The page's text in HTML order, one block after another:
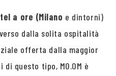
a ore (Milano e dintorni)
dalla solita ospitalità
offerta dalla maggior
questo tipo, MO.OM è